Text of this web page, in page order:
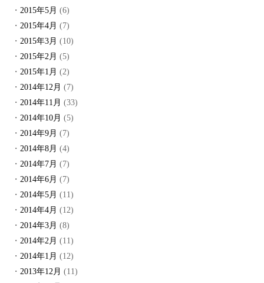
2015年5月 (6)
2015年4月 (7)
2015年3月 (10)
2015年2月 (5)
2015年1月 (2)
2014年12月 (7)
2014年11月 (33)
2014年10月 (5)
2014年9月 (7)
2014年8月 (4)
2014年7月 (7)
2014年6月 (7)
2014年5月 (11)
2014年4月 (12)
2014年3月 (8)
2014年2月 (11)
2014年1月 (12)
2013年12月 (11)